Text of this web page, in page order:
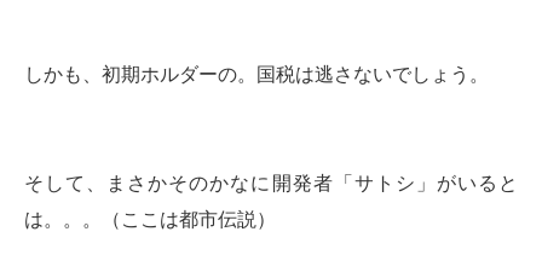
しかも、初期ホルダーの。国税は逃さないでしょう。
そして、まさかそのかなに開発者「サトシ」がいると
は。。。（ここは都市伝説）